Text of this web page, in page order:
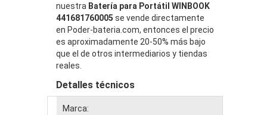
nuestra Batería para Portátil WINBOOK
441681760005 se vende directamente
en Poder-bateria.com, entonces el precio
es aproximadamente 20-50% más bajo
que el de otros intermediarios y tiendas
reales.
Detalles técnicos
Marca: